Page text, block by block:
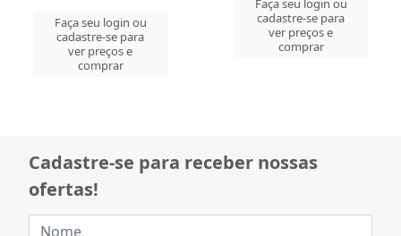
Faça seu login ou
cadastre-se para
ver preços e
comprar
Faça seu login ou
cadastre-se para
ver preços e
comprar
Cadastre-se para receber nossas
ofertas!